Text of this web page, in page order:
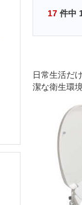
17 件中
日常生活だ
潔な衛生環